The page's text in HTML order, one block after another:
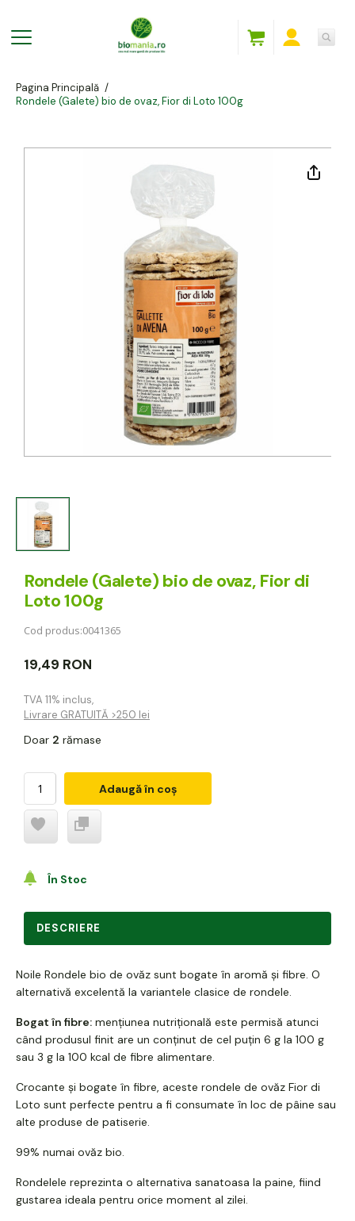
Pagina Principală /
Rondele (Galete) bio de ovaz, Fior di Loto 100g
Rondele (Galete) bio de ovaz, Fior di
Loto 100g
Cod produs:0041365
19,49 RON
TVA 11% inclus,
Livrare GRATUITĂ >250 lei
Doar 2 rămase
Adaugă în coș
În Stoc
DESCRIERE
Noile Rondele bio de ovăz sunt bogate în aromă și fibre. O
alternativă excelentă la variantele clasice de rondele.
Bogat în fibre: mențiunea nutrițională este permisă atunci
când produsul finit are un conținut de cel puțin 6 g la 100 g
sau 3 g la 100 kcal de fibre alimentare.
Crocante și bogate în fibre, aceste rondele de ovăz Fior di
Loto sunt perfecte pentru a fi consumate în loc de pâine sau
alte produse de patiserie.
99% numai ovăz bio.
Rondelele reprezinta o alternativa sanatoasa la paine, fiind
gustarea ideala pentru orice moment al zilei.